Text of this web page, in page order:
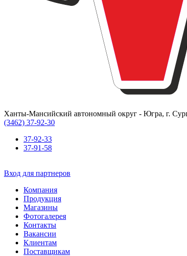
Ханты-Мансийский автономный округ - Югра, г.
(3462) 37-92-30
37-92-33
37-91-58
Вход для партнеров
Компания
Продукция
Магазины
Фотогалерея
Контакты
Вакансии
Клиентам
Поставщикам